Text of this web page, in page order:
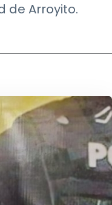
de Arroyito.